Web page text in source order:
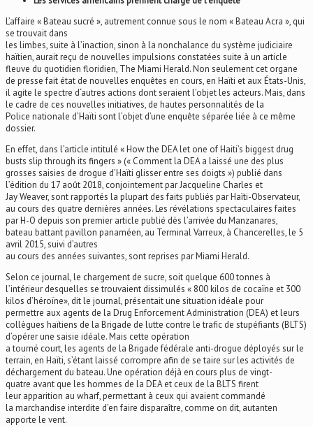
L’affaire « Bateau sucré », autrement connue sous le nom « Bateau Acra », qui
se trouvait dans
les limbes, suite à l’inaction, sinon à la nonchalance du système judiciaire
haïtien, aurait reçu de nouvelles impulsions constatées suite à un article
fleuve du quotidien floridien, The Miami Herald. Non seulement cet organe
de presse fait état de nouvelles enquêtes en cours, en Haïti et aux États-Unis,
il agite le spectre d‘autres actions dont seraient l’objet les acteurs. Mais, dans
le cadre de ces nouvelles initiatives, de hautes personnalités de la
Police nationale d’Haïti sont l’objet d’une enquête séparée liée à ce même
dossier.
En effet, dans l’article intitulé « How the DEA let one of Haiti’s biggest drug
busts slip through its fingers » (« Comment la DEA a laissé une des plus
grosses saisies de drogue d’Haïti glisser entre ses doigts ») publié dans
l’édition du 17 août 2018, conjointement par Jacqueline Charles et
Jay Weaver, sont rapportés la plupart des faits publiés par Haïti-Observateur,
au cours des quatre dernières années. Les révélations spectaculaires faites
par H-O depuis son premier article publié dès l’arrivée du Manzanares,
bateau battant pavillon panaméen, au Terminal Varreux, à Chancerelles, le 5
avril 2015, suivi d’autres
au cours des années suivantes, sont reprises par Miami Herald.
Selon ce journal, le chargement de sucre, soit quelque 600 tonnes à
l’intérieur desquelles se trouvaient dissimulés « 800 kilos de cocaïne et 300
kilos d’héroïne», dit le journal, présentait une situation idéale pour
permettre aux agents de la Drug Enforcement Administration (DEA) et leurs
collègues haïtiens de la Brigade de lutte contre le trafic de stupéfiants (BLTS)
d’opérer une saisie idéale. Mais cette opération
a tourné court, les agents de la Brigade fédérale anti-drogue déployés sur le
terrain, en Haïti, s’étant laissé corrompre afin de se taire sur les activités de
déchargement du bateau. Une opération déjà en cours plus de vingt-
quatre avant que les hommes de la DEA et ceux de la BLTS firent
leur apparition au wharf, permettant à ceux qui avaient commandé
la marchandise interdite d’en faire disparaître, comme on dit, autanten
apporte le vent.